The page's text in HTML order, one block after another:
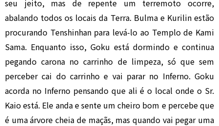
seu jeito, mas de repente um terremoto ocorre,
abalando todos os locais da Terra. Bulma e Kurilin estão
procurando Tenshinhan para levá-lo ao Templo de Kami
Sama. Enquanto isso, Goku está dormindo e continua
pegando carona no carrinho de limpeza, só que sem
perceber cai do carrinho e vai parar no Inferno. Goku
acorda no Inferno pensando que ali é o local onde o Sr.
Kaio está. Ele anda e sente um cheiro bom e percebe que
é uma árvore cheia de maçãs, mas quando vai pegar uma